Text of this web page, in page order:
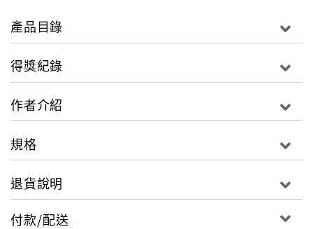
父母無法一輩子讓孩子依靠，要如何避免孩子成為社會
持，便在人生的路途上顛簸。
長，用她三十多年的教育經驗，加上自己身為亞斯伯格
父母師長如何能引領孩子認識自我、擁有正確的態度，
如何讓孩子發揮潛能、打造明天的能力，成為社會上永
不被淘汰的「適者」，別人眼中的「強者」。
最重要的是，為人父母師長應該先了解孩子的先天氣
產品目錄
得獎紀錄
作者介紹
規格
退貨說明
付款/配送